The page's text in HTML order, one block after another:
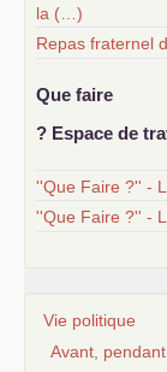
la (…)
Repas fraternel
Que faire
? Espace de
''Que Faire ?'' -
''Que Faire ?'' -
Vie politique
Avant,